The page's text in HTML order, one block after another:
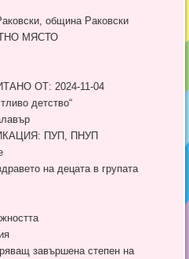
община Раковски
МЯСТО
ОТ: 2024-11-04
детство“
ПУП, ПНУП
на децата в групата
завършена степен на